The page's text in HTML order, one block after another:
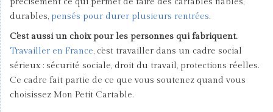
durables, pensés pour durer plusieurs rentrées.
C'est aussi un choix pour les personnes qui fabriquent.
Travailler en France, c'est travailler dans un cadre social
sérieux : sécurité sociale, droit du travail, protections réelles.
Ce cadre fait partie de ce que vous soutenez quand vous
choisissez Mon Petit Cartable.